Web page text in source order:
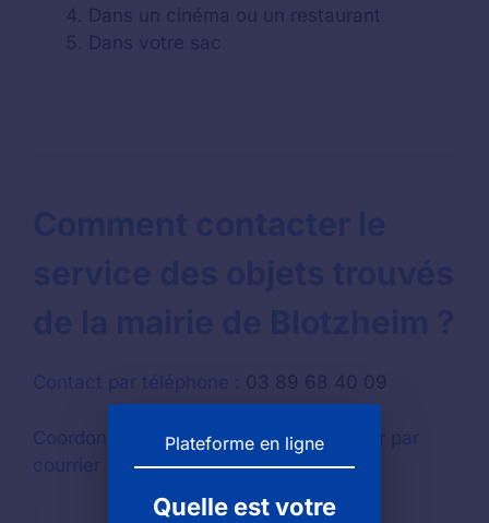
Dans un cinéma ou un restaurant
Dans votre sac
03 89 68 40 09
Coordonnées de contact pour contacter par
Plateforme en ligne
Quelle est votre